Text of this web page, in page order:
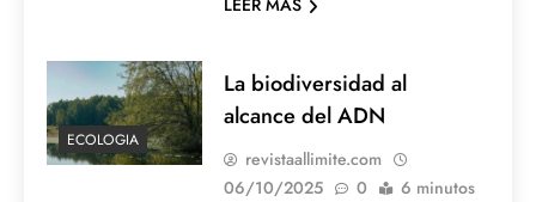
LEER MAS
ECOLOGIA
La biodiversidad al
alcance del ADN
revistaallimite.com
06/10/2025
0 6 minutos